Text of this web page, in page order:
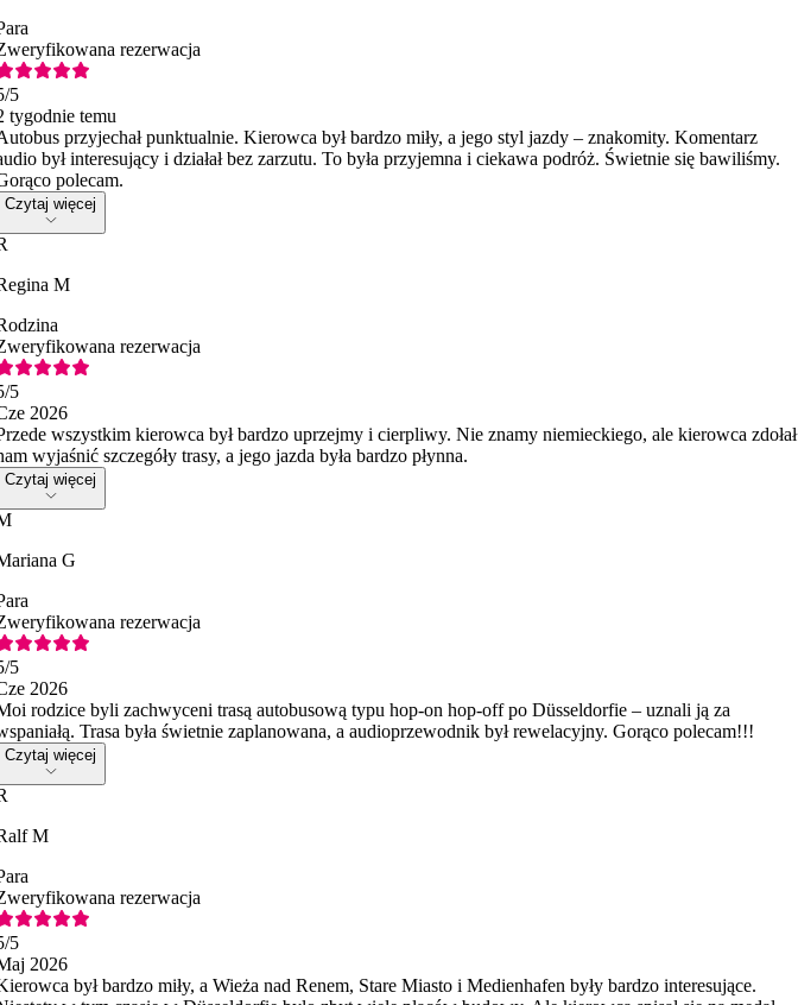
rezerwacja
/5
tygodnie temu
przyjechał punktualnie. Kierowca był bardzo miły, a jego styl jazdy – znakomity. Komentarz
był interesujący i działał bez zarzutu. To była przyjemna i ciekawa podróż. Świetnie się bawiliśmy.
polecam.
Czytaj więcej
M
rezerwacja
/5
2026
wszystkim kierowca był bardzo uprzejmy i cierpliwy. Nie znamy niemieckiego, ale kierowca zdołał
wyjaśnić szczegóły trasy, a jego jazda była bardzo płynna.
Czytaj więcej
G
rezerwacja
/5
2026
rodzice byli zachwyceni trasą autobusową typu hop-on hop-off po Düsseldorfie – uznali ją za
Trasa była świetnie zaplanowana, a audioprzewodnik był rewelacyjny. Gorąco polecam!!!
Czytaj więcej
M
rezerwacja
/5
2026
był bardzo miły, a Wieża nad Renem, Stare Miasto i Medienhafen były bardzo interesujące.